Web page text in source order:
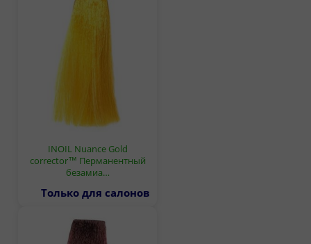
INOIL Nuance Gold
corrector™ Перманентный
безамиа…
Только для салонов